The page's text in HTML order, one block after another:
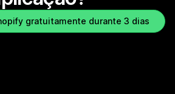
gratuitamente durante 3 dias